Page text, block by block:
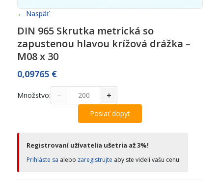
← Naspäť
DIN 965 Skrutka metrická so
zapustenou hlavou krížová drážka –
M08 x 30
0,09765 €
Množstvo: − +
Poslať dopyt
Registrovaní užívatelia ušetria až 3%!
Prihláste sa alebo zaregistrujte aby ste videli vašu cenu.